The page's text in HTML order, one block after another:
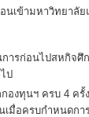
อนเข้ามหาวิทยา
นไปสหกิจศึกษา
ป
ฯ ครบ 4 ครั้งแล้
เมื่อครบกำหนดก